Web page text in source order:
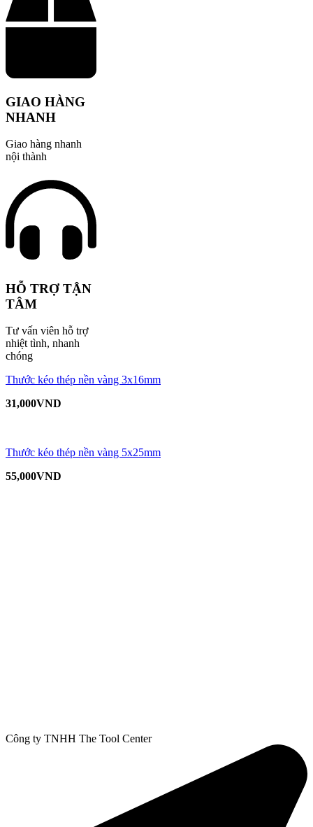
GIAO HÀNG
NHANH
Giao hàng nhanh
nội thành
HỖ TRỢ TẬN
TÂM
Tư vấn viên hỗ trợ
nhiệt tình, nhanh
chóng
Thước kéo thép nền vàng 3x16mm
31,000VND
Thước kéo thép nền vàng 5x25mm
55,000VND
Công ty TNHH The Tool Center